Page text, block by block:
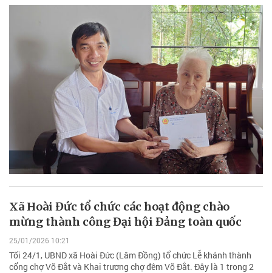
Xã Hoài Đức tổ chức các hoạt động chào
mừng thành công Đại hội Đảng toàn quốc
25/01/2026 10:21
Tối 24/1, UBND xã Hoài Đức (Lâm Đồng) tổ chức Lễ khánh thành
cổng chợ Võ Đắt và Khai trương chợ đêm Võ Đắt. Đây là 1 trong 2